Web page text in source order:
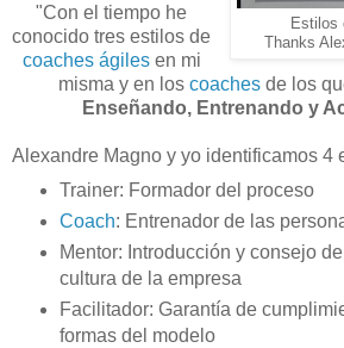
Estilos
Thanks
"Con el tiempo he
conocido tres estilos de
coaches ágilesen mi
misma y en los coaches de los
Enseñando, Entrenando y
Alexandre Magno y yo identificamos 4
Trainer: Formador del proceso
Coach: Entrenador de las
Mentor: Introducción y consejo de
cultura de la empresa
Facilitador: Garantía de
formas del modelo